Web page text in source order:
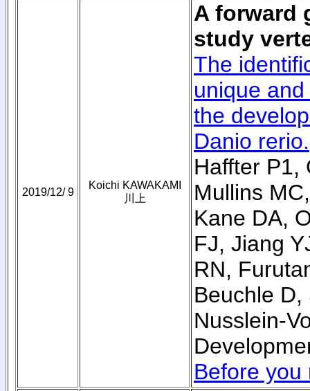
2019/12/ 9
Koichi KAWAKAMI
川上
A forward
study
The
unique
the
Danio rerio.
Haffter P1,
Mullins
Kane DA,
FJ, Jiang
RN,
Beuchle
Nusslein-
Before you